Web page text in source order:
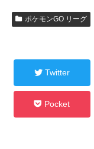
ポケモンGO リーグ
Twitter
Pocket